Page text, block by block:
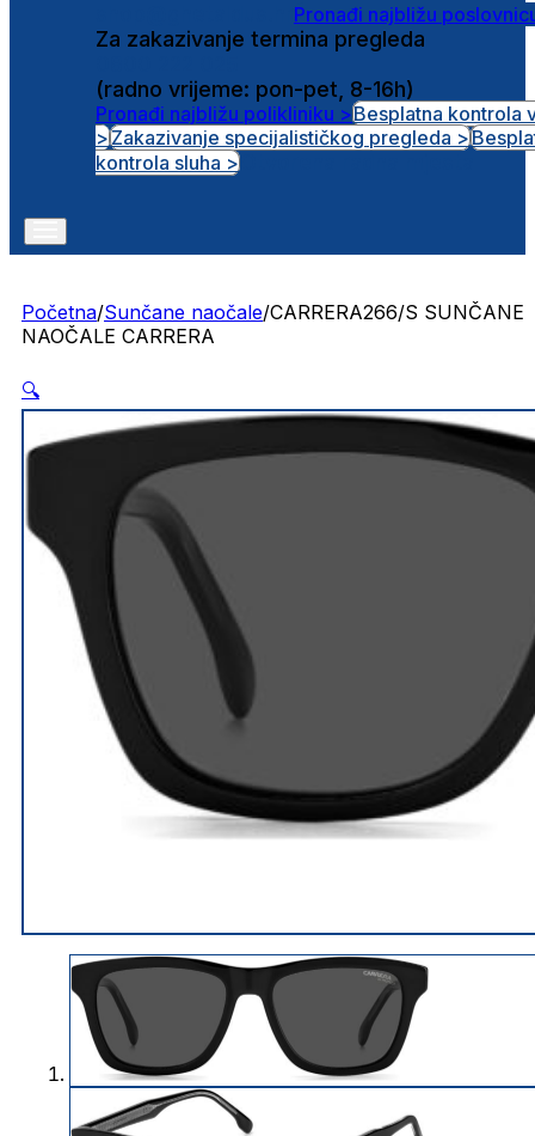
Pronađi najbližu
Za zakazivanje termina pregleda
(radno vrijeme: pon-pet, 8-16h)
Pronađi najbližu polikliniku >Besplatna kontrola
>Zakazivanje specijalističkog pregleda >
kontrola sluha >
Početna/Sunčane naočale/CARRERA266/S SUNČANE
NAOČALE CARRERA
🔍